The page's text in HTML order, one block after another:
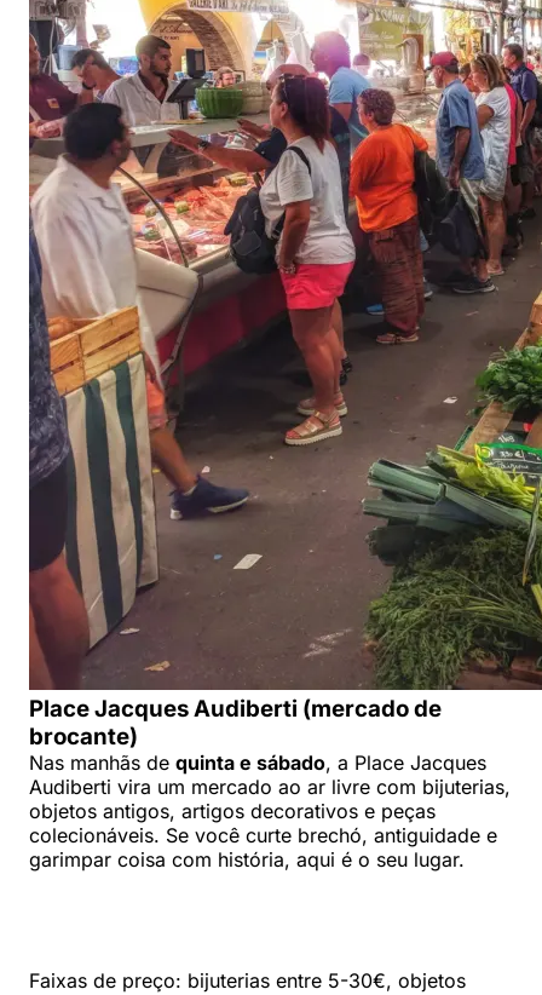
Place Jacques Audiberti (mercado de
brocante)
Nas manhãs de quinta e sábado, a Place Jacques
Audiberti vira um mercado ao ar livre com bijuterias,
objetos antigos, artigos decorativos e peças
colecionáveis. Se você curte brechó, antiguidade e
garimpar coisa com história, aqui é o seu lugar.
Faixas de preço: bijuterias entre 5-30€, objetos